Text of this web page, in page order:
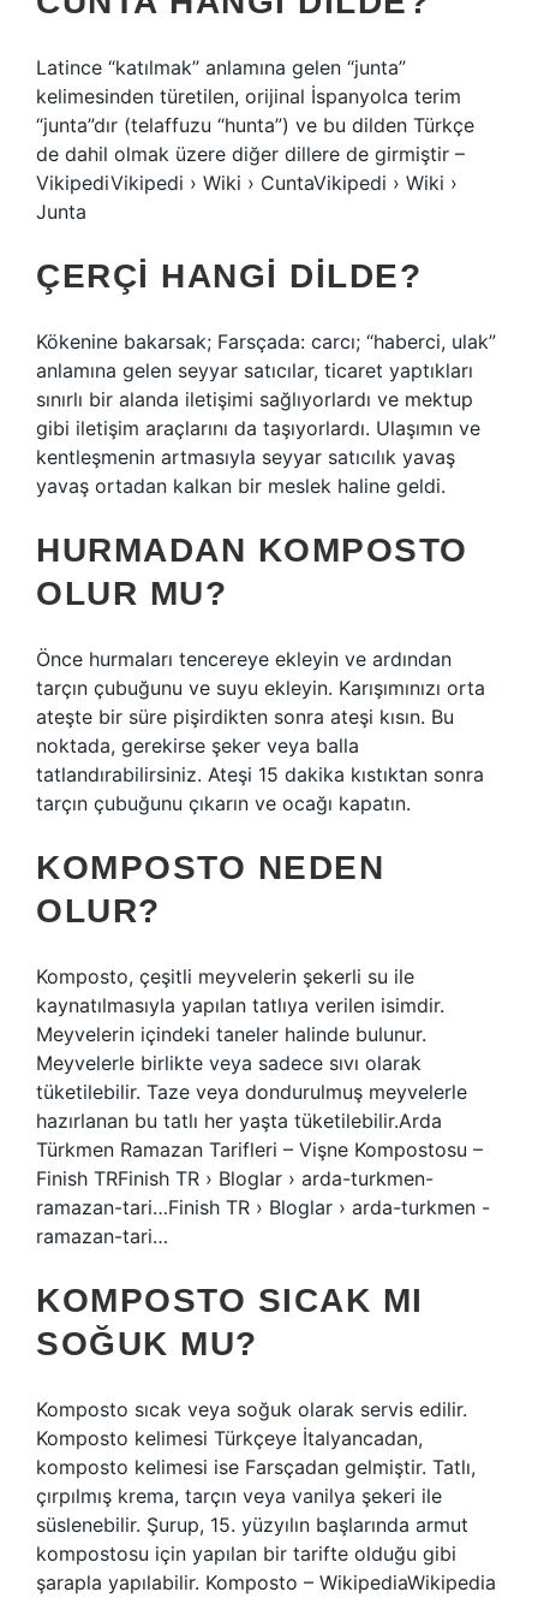
Latince “katılmak” anlamına gelen “junta”
kelimesinden türetilen, orijinal İspanyolca terim
“junta”dır (telaffuzu “hunta”) ve bu dilden Türkçe
de dahil olmak üzere diğer dillere de girmiştir –
VikipediVikipedi › Wiki › CuntaVikipedi › Wiki ›
Junta
ÇERÇI HANGI DILDE?
Kökenine bakarsak; Farsçada: carcı; “haberci, ulak”
anlamına gelen seyyar satıcılar, ticaret yaptıkları
sınırlı bir alanda iletişimi sağlıyorlardı ve mektup
gibi iletişim araçlarını da taşıyorlardı. Ulaşımın ve
kentleşmenin artmasıyla seyyar satıcılık yavaş
yavaş ortadan kalkan bir meslek haline geldi.
HURMADAN KOMPOSTO
OLUR MU?
Önce hurmaları tencereye ekleyin ve ardından
tarçın çubuğunu ve suyu ekleyin. Karışımınızı orta
ateşte bir süre pişirdikten sonra ateşi kısın. Bu
noktada, gerekirse şeker veya balla
tatlandırabilirsiniz. Ateşi 15 dakika kıstıktan sonra
tarçın çubuğunu çıkarın ve ocağı kapatın.
KOMPOSTO NEDEN
OLUR?
Komposto, çeşitli meyvelerin şekerli su ile
kaynatılmasıyla yapılan tatlıya verilen isimdir.
Meyvelerin içindeki taneler halinde bulunur.
Meyvelerle birlikte veya sadece sıvı olarak
tüketilebilir. Taze veya dondurulmuş meyvelerle
hazırlanan bu tatlı her yaşta tüketilebilir.Arda
Türkmen Ramazan Tarifleri – Vişne Kompostosu –
Finish TRFinish TR › Bloglar › arda-turkmen-
ramazan-tari…Finish TR › Bloglar › arda-turkmen -
ramazan-tari…
KOMPOSTO SICAK MI
SOĞUK MU?
Komposto sıcak veya soğuk olarak servis edilir.
Komposto kelimesi Türkçeye İtalyancadan,
komposto kelimesi ise Farsçadan gelmiştir. Tatlı,
çırpılmış krema, tarçın veya vanilya şekeri ile
süslenebilir. Şurup, 15. yüzyılın başlarında armut
kompostosu için yapılan bir tarifte olduğu gibi
şarapla yapılabilir. Komposto – WikipediaWikipedia